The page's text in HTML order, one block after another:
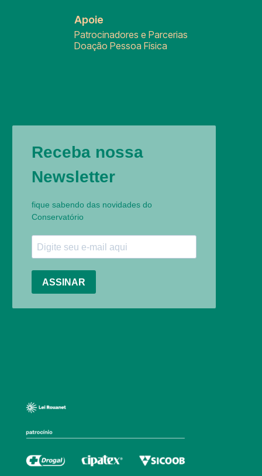
Apoie
Patrocinadores e Parcerias
Doação Pessoa Física